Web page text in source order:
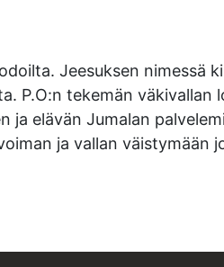
Jeesuksen nimessä
P.O:n tekemän väkivallan
elävän Jumalan
ja vallan väistymään